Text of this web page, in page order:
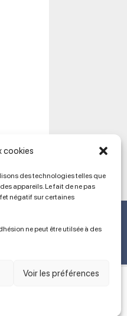
cookies
des technologies telles que
appareils. Le fait de ne pas
négatif sur certaines
ne peut être utilsée à des
Voir les préférences